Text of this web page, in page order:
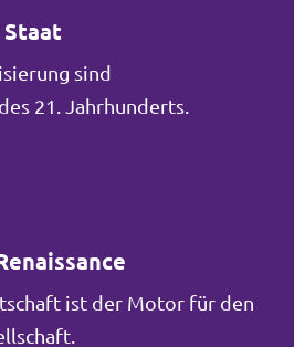
sind
21. Jahrhunderts.
ist der Motor für den